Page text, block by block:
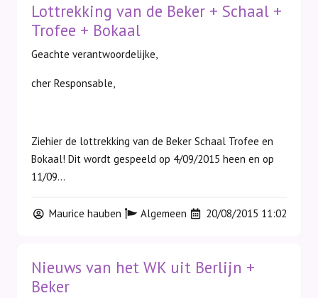
Lottrekking van de Beker + Schaal +
Trofee + Bokaal
Geachte verantwoordelijke,
cher Responsable,
Ziehier de lottrekking van de Beker Schaal Trofee en
Bokaal! Dit wordt gespeeld op 4/09/2015 heen en op
11/09...
Maurice hauben Algemeen 20/08/2015 11:02
Nieuws van het WK uit Berlijn +
Beker